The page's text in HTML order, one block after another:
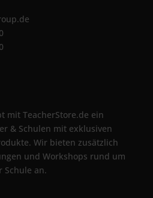
mit TeacherStore.de ein
& Schulen mit exklusiven
Wir bieten zusätzlich
und Workshops rund um
Schule an.